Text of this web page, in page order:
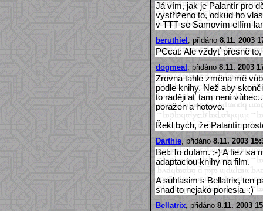
Já vím, jak je Palantír pro
vystřiženo to, odkud ho
v TTT se Samovím elfím
beruthiel , přidáno 8.11. 2003
PCcat: Ale vždyť přesně
dogmeat , přidáno 8.11. 2003
Zrovna tahle změna mě
podle knihy. Než aby
to raději ať tam není
poražen a hotovo.
Řekl bych, že Palantír
Darthie , přidáno 8.11. 2003
Bel: To dufam. ;-) A tiez sa
adaptaciou knihy na film.
A suhlasim s Bellatrix, ten
snad to nejako poriesia. :)
Bellatrix , přidáno 8.11. 2003